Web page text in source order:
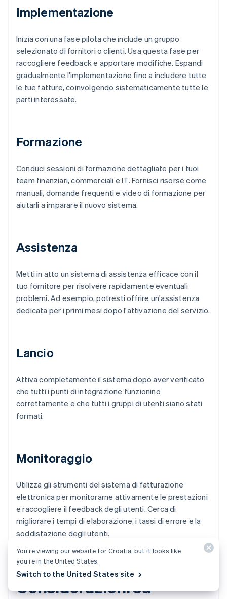
Implementazione
Inizia con una fase pilota che include un gruppo
selezionato di fornitori o clienti. Usa questa fase per
raccogliere feedback e apportare modifiche. Espandi
gradualmente l'implementazione fino a includere tutte
le tue fatture, coinvolgendo sistematicamente tutte le
parti interessate.
Formazione
Conduci sessioni di formazione dettagliate per i tuoi
team finanziari, commerciali e IT. Fornisci risorse come
manuali, domande frequenti e video di formazione per
aiutarli a imparare il nuovo sistema.
Assistenza
Metti in atto un sistema di assistenza efficace con il
tuo fornitore per risolvere rapidamente eventuali
problemi. Ad esempio, potresti offrire un'assistenza
dedicata per i primi mesi dopo l'attivazione del servizio.
Lancio
Attiva completamente il sistema dopo aver verificato
che tutti i punti di integrazione funzionino
correttamente e che tutti i gruppi di utenti siano stati
formati.
Monitoraggio
Utilizza gli strumenti del sistema di fatturazione
elettronica per monitorarne attivamente le prestazioni
e raccogliere il feedback degli utenti. Cerca di
migliorare i tempi di elaborazione, i tassi di errore e la
soddisfazione degli utenti.
Considerazioni su
You’re viewing our website for Croatia, but it looks like
you’re in the United States.
Switch to the United States site